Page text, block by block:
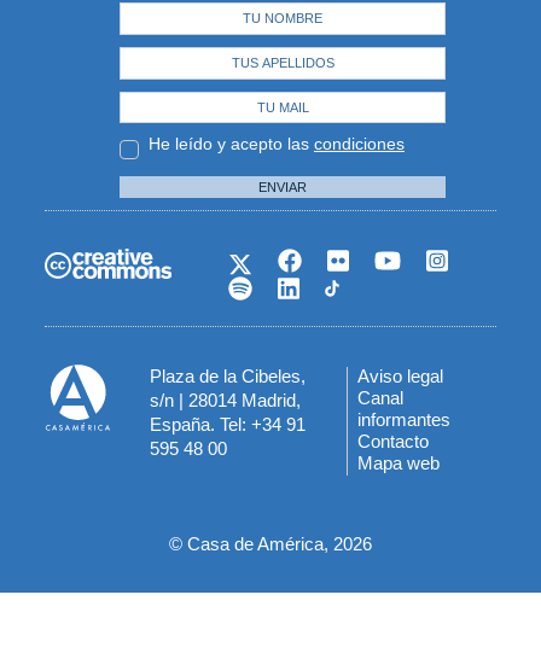
He leído y acepto las condiciones
ENVIAR
Plaza de la Cibeles,
s/n | 28014 Madrid,
España. Tel: +34 91
595 48 00
Menú
del
pie
Aviso legal
Canal
informantes
Contacto
Mapa web
© Casa de América, 2026